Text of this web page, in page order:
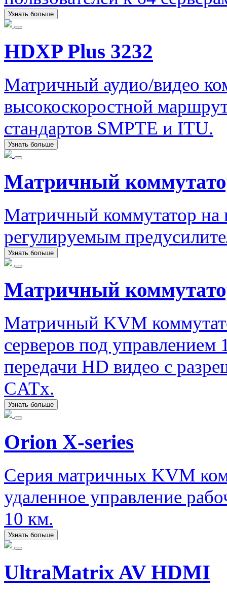
Узнать больше
HDXP Plus 3232
Матричный аудио/видео
высокоскоростной
стандартов SMPTE и ITU.
Узнать больше
Матричный
Матричный коммутатор на
регулируемым
Узнать больше
Матричный
Матричный KVM
серверов под управлением
передачи HD видео с
CATx.
Узнать больше
Orion X-series
Серия матричных KVM
удаленное управление
10 км.
Узнать больше
UltraMatrix AV HDMI